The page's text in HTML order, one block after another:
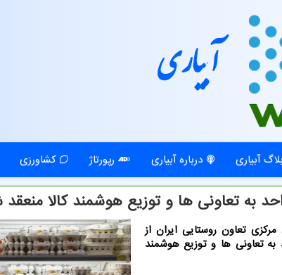
آبیاری
بلاگ آبیاری درباره آبیاری رپورتاژ کشاورزی
به تعاونی ها و توزیع هوشمند کالا
تعاون روستایی ایران از
به تعاونی ها و توزیع هوشمند